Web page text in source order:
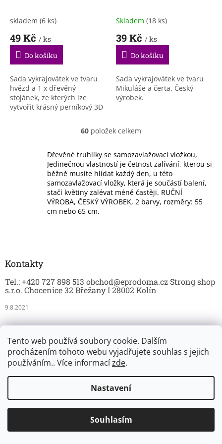
Tento web používá soubory cookie. Dalším
procházením tohoto webu vyjadřujete souhlas s jejich
používáním.. Více informacízde.
Nastavení
Souhlasím
skladem (6 ks)
49 Kč / ks
Do košíku
Sada vykrajovátek ve tvaru
hvězd a 1 x dřevěný
stojánek, ze kterých lze
vytvořit krásný perníkový 3D
Skladem (18 ks)
39 Kč / ks
Do košíku
Sada vykrajovátek ve tvaru
Mikuláše a čerta. Český
výrobek.
O
l
á
d
a
c
í
v
p
i
s
60 položek celkem
Dřevěné truhlíky se samozavlažovací vložkou,
Jedinečnou vlastností je četnost zalívání, kterou si
běžně musíte hlídat každý den, u této
samozavlažovací vložky, která je součástí balení,
stačí květiny zalévat méně častěji. RUČNÍ
VÝROBA, ČESKÝ VÝROBEK, 2 barvy, rozměry: 55
cm nebo 65 cm.
Z
Kontakty
Tel.: +420 727 898 513 obchod@eprodoma.cz Strong shop
s.r.o. Chocenice 32 Břežany I 28002 Kolín
9.8.2021
INFORMACE PRO VÁS
Doprava a platba
Obchodní podmínky
Podmínky ochrany osobních údajů
Novinky